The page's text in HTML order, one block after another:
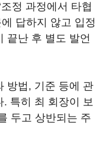
조정 과정에서 타협
답하지 않고 입정
끝난 후 별도 발언
방법, 기준 등에 관
특히 최 회장이 보
두고 상반되는 주